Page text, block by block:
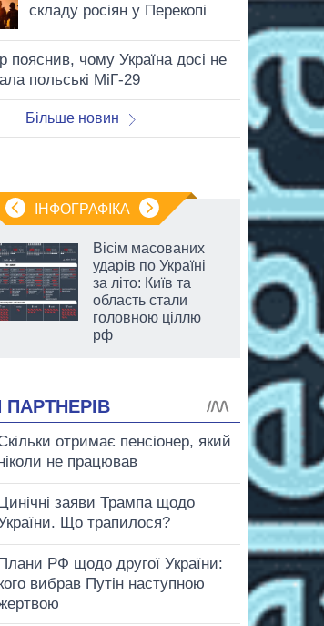
складу росіян у Перекопі
пояснив, чому Україна досі не
польські МіГ-29
Більше новин
ІНФОГРАФІКА
Вісім масованих
ударів по Україні
за літо: Київ та
область стали
головною ціллю
рф